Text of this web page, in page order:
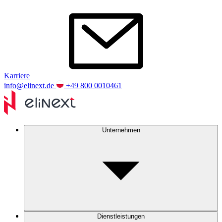
Karriere
info@elinext.de
+49 800 0010461
Unternehmen
Dienstleistungen